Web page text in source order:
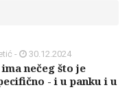
- 30.12.2024
nečeg što je
- i u panku i u